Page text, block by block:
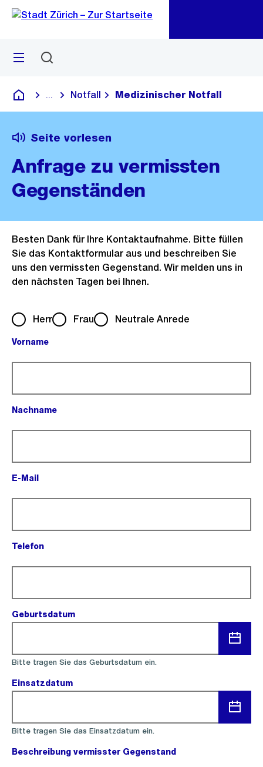
Navigation
Sprunglink
Menü
Deutsch
Blende alle Breadcrumbs ein
Notfall Medizinischer Notfall
Seite vorlesen
Anfrage zu vermissten
Gegenständen
Besten Dank für Ihre Kontaktaufnahme. Bitte füllen
Sie das Kontaktformular aus und beschreiben Sie
uns den vermissten Gegenstand. Wir melden uns in
den nächsten Tagen bei Ihnen.
Herr Frau Neutrale Anrede
Vorname
Nachname
E-Mail
Telefon
Geburtsdatum
Bitte tragen Sie das Geburtsdatum ein.
Einsatzdatum
Bitte tragen Sie das Einsatzdatum ein.
Beschreibung vermisster Gegenstand